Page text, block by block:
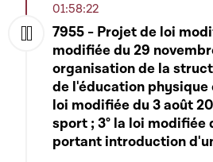
01:58:22
7955 - Projet de loi
modifiée du 29
organisation de la
de l'éducation physique
loi modifiée du 3 août
sport ; 3° la loi modifiée
portant introduction